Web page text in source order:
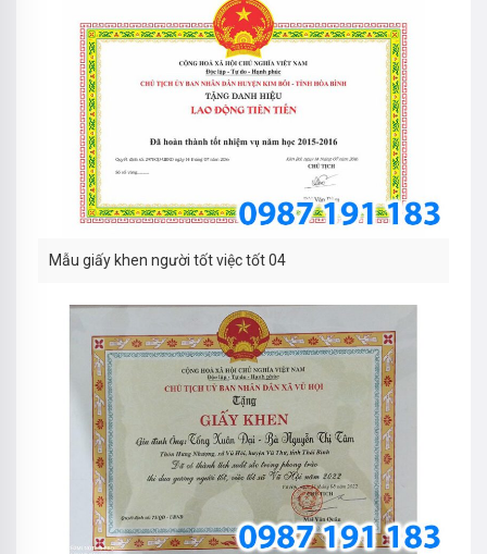
Mẫu giấy khen người tốt việc tốt 04